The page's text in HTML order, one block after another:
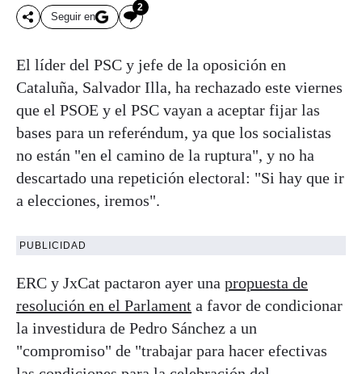
Seguir en
2
El líder del PSC y jefe de la oposición en
Cataluña, Salvador Illa, ha rechazado este viernes
que el PSOE y el PSC vayan a aceptar fijar las
bases para un referéndum, ya que los socialistas
no están "en el camino de la ruptura", y no ha
descartado una repetición electoral: "Si hay que ir
a elecciones, iremos".
PUBLICIDAD
ERC y JxCat pactaron ayer una propuesta de
resolución en el Parlament a favor de condicionar
la investidura de Pedro Sánchez a un
"compromiso" de "trabajar para hacer efectivas